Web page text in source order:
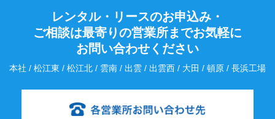
レンタル・リースのお申込み・
ご相談は最寄りの営業所までお気軽に
お問い合わせください
本社 / 松江東 / 松江北 / 雲南 / 出雲 / 出雲西 / 大田 / 頓原 / 長浜工場